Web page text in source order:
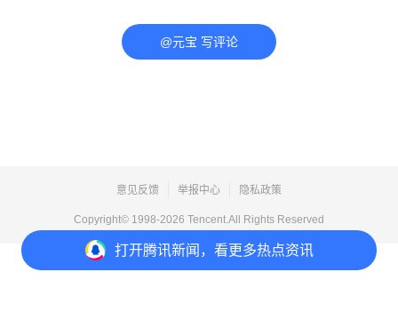
打开腾讯新闻，看更多热点资讯
@元宝 写评论
意见反馈 举报中心 隐私政策
Copyright© 1998-2026 Tencent.All Rights Reserved